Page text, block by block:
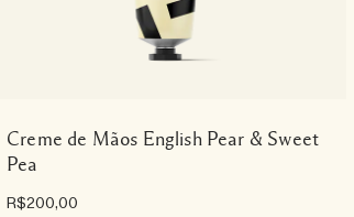
Creme de Mãos English Pear & Sweet
Pea
R$200,00